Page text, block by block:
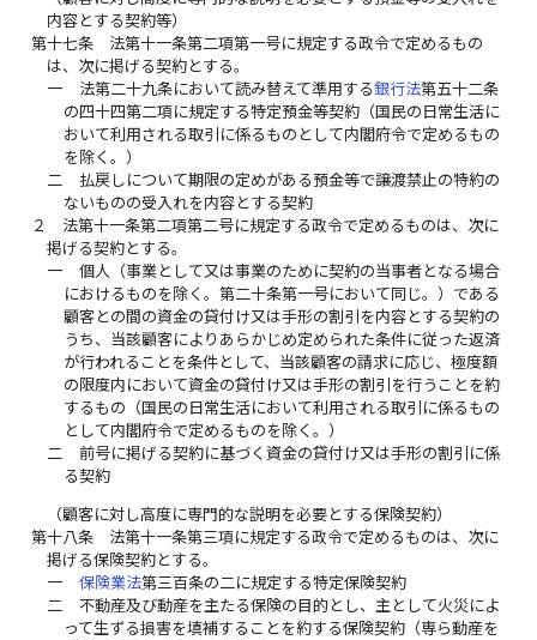
内容とする契約等）
第十七条
法第十一条第二項第一号に規定する政令で定めるもの
は、次に掲げる契約とする。
一
法第二十九条において読み替えて準用する銀行法第五十二条
の四十四第二項に規定する特定預金等契約（国民の日常生活に
おいて利用される取引に係るものとして内閣府令で定めるもの
を除く。）
二
払戻しについて期限の定めがある預金等で譲渡禁止の特約の
ないものの受入れを内容とする契約
２
法第十一条第二項第二号に規定する政令で定めるものは、次に
掲げる契約とする。
一
個人（事業として又は事業のために契約の当事者となる場合
におけるものを除く。第二十条第一号において同じ。）である
顧客との間の資金の貸付け又は手形の割引を内容とする契約の
うち、当該顧客によりあらかじめ定められた条件に従った返済
が行われることを条件として、当該顧客の請求に応じ、極度額
の限度内において資金の貸付け又は手形の割引を行うことを約
するもの（国民の日常生活において利用される取引に係るもの
として内閣府令で定めるものを除く。）
二
前号に掲げる契約に基づく資金の貸付け又は手形の割引に係
る契約
（顧客に対し高度に専門的な説明を必要とする保険契約）
第十八条
法第十一条第三項に規定する政令で定めるものは、次に
掲げる保険契約とする。
一
保険業法第三百条の二に規定する特定保険契約
二
不動産及び動産を主たる保険の目的とし、主として火災によ
って生ずる損害を填補することを約する保険契約（専ら動産を